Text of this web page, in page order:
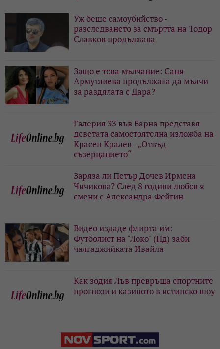
Уж беше самоубийство -
разследването за смъртта на Тодор
Славков продължава
Защо е това мълчание: Саня
Армутлиева продължава да мълчи
за раздялата с Дара?
Галерия 33 във Варна представя
деветата самостоятелна изложба на
Красен Кралев - „Отвъд
съзерцанието“
Заряза ли Петър Дочев Ирмена
Чичикова? След 8 години любов я
смени с Александра Фейгин
Видео издаде флирта им:
Футболист на "Локо" (Пд) заби
чалгаджийката Ивайла
Как зодия Лъв превръща спортните
прогнози и казиното в истинско шоу